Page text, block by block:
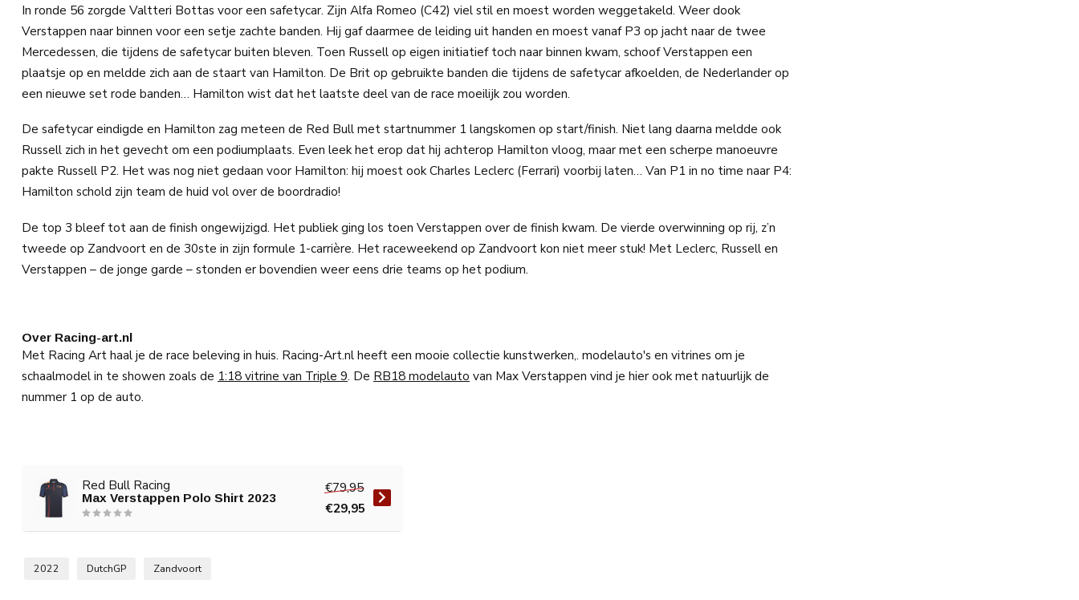
In ronde 56 zorgde Valtteri Bottas voor een safetycar. Zijn Alfa Romeo (C42) viel stil en moest worden weggetakeld. Weer dook
Verstappen naar binnen voor een setje zachte banden. Hij gaf daarmee de leiding uit handen en moest vanaf P3 op jacht naar de twee
Mercedessen, die tijdens de safetycar buiten bleven. Toen Russell op eigen initiatief toch naar binnen kwam, schoof Verstappen een
plaatsje op en meldde zich aan de staart van Hamilton. De Brit op gebruikte banden die tijdens de safetycar afkoelden, de Nederlander op
een nieuwe set rode banden… Hamilton wist dat het laatste deel van de race moeilijk zou worden.
De safetycar eindigde en Hamilton zag meteen de Red Bull met startnummer 1 langskomen op start/finish. Niet lang daarna meldde ook
Russell zich in het gevecht om een podiumplaats. Even leek het erop dat hij achterop Hamilton vloog, maar met een scherpe manoeuvre
pakte Russell P2. Het was nog niet gedaan voor Hamilton: hij moest ook Charles Leclerc (Ferrari) voorbij laten… Van P1 in no time naar P4:
Hamilton schold zijn team de huid vol over de boordradio!
De top 3 bleef tot aan de finish ongewijzigd. Het publiek ging los toen Verstappen over de finish kwam. De vierde overwinning op rij, z’n
tweede op Zandvoort en de 30ste in zijn formule 1-carrière. Het raceweekend op Zandvoort kon niet meer stuk! Met Leclerc, Russell en
Verstappen – de jonge garde – stonden er bovendien weer eens drie teams op het podium.
Over Racing-art.nl
Met Racing Art haal je de race beleving in huis. Racing-Art.nl heeft een mooie collectie kunstwerken,. modelauto's en vitrines om je
schaalmodel in te showen zoals de 1:18 vitrine van Triple 9. De RB18 modelauto van Max Verstappen vind je hier ook met natuurlijk de
nummer 1 op de auto.
Red Bull Racing
Max Verstappen Polo Shirt 2023
€79,95
€29,95
2022 DutchGP Zandvoort